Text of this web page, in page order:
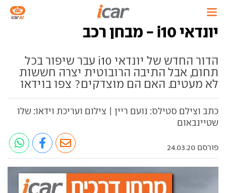
יונדאי i10 - מבחן רכב
הדור החדש של יונדאי i10 עבר שיפור בכל
תחום, אבל התיבה הרובוטית יצרה חששות
לא מעטים. האם הם מוצדקים? צפו בוידאו
כתב וצילם סטילס: נועם ריין | צילום ועריכת וידאו: שלו
שטיינבאום
פורסם 24.03.20